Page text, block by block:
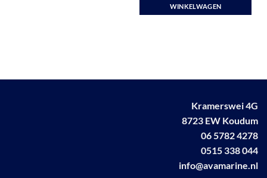
WINKELWAGEN
Kramerswei 4G
8723 EW Koudum
06 5782 4278
0515 338 044
info@avamarine.nl